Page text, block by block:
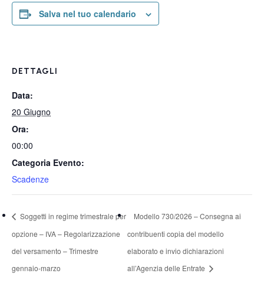
Salva nel tuo calendario
DETTAGLI
Data:
20 Giugno
Ora:
00:00
Categoria Evento:
Scadenze
Soggetti in regime trimestrale per
opzione – IVA – Regolarizzazione
del versamento – Trimestre
gennaio-marzo
Modello 730/2026 – Consegna ai
contribuenti copia del modello
elaborato e invio dichiarazioni
all’Agenzia delle Entrate